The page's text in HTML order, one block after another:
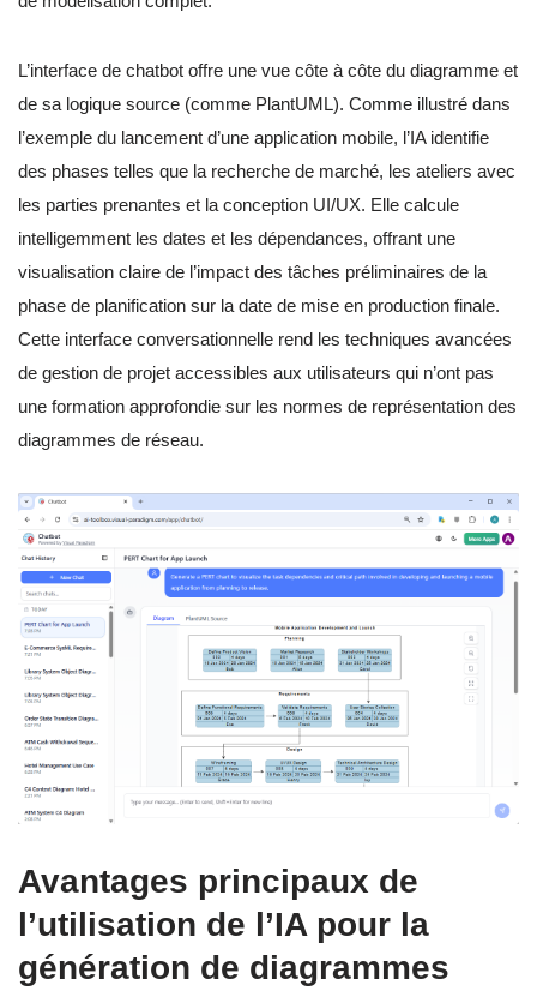
L’interface de chatbot offre une vue côte à côte du diagramme et
de sa logique source (comme PlantUML). Comme illustré dans
l’exemple du lancement d’une application mobile, l’IA identifie
des phases telles que la recherche de marché, les ateliers avec
les parties prenantes et la conception UI/UX. Elle calcule
intelligemment les dates et les dépendances, offrant une
visualisation claire de l’impact des tâches préliminaires de la
phase de planification sur la date de mise en production finale.
Cette interface conversationnelle rend les techniques avancées
de gestion de projet accessibles aux utilisateurs qui n’ont pas
une formation approfondie sur les normes de représentation des
diagrammes de réseau.
Avantages principaux de
l’utilisation de l’IA pour la
génération de diagrammes